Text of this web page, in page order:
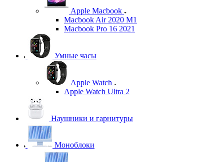
Apple Macbook
Macbook Air 2020 M1
Macbook Pro 16 2021
Умные часы
Apple Watch
Apple Watch Ultra 2
Наушники и гарнитуры
Моноблоки